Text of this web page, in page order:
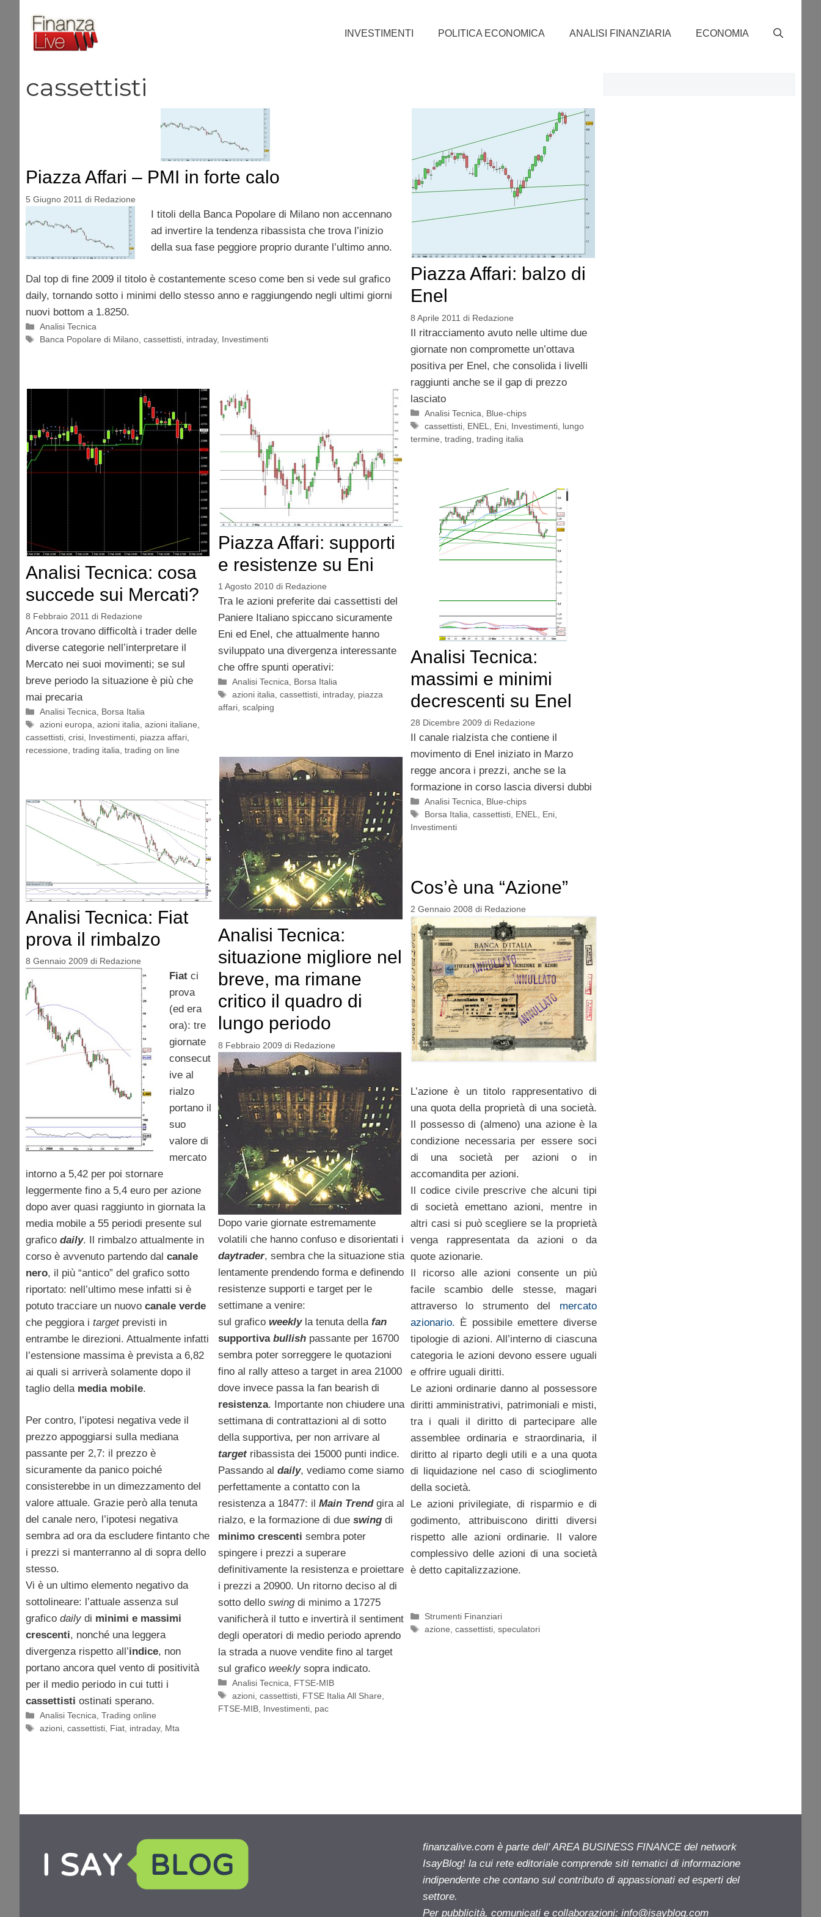
contenuto
INVESTIMENTI POLITICA ECONOMICA ANALISI FINANZIARIA ECONOMIA
cassettisti
Piazza Affari – PMI in forte calo
5 Giugno 2011 di Redazione
I titoli della Banca Popolare di Milano non accennano
ad invertire la tendenza ribassista che trova l’inizio
della sua fase peggiore proprio durante l’ultimo anno.
Dal top di fine 2009 il titolo è costantemente sceso come ben si vede sul grafico
daily, tornando sotto i minimi dello stesso anno e raggiungendo negli ultimi giorni
nuovi bottom a 1.8250.
Categorie
Analisi Tecnica
Tag
Banca Popolare di Milano ,cassettisti intraday, Investimenti
Piazza Affari: balzo di
Enel
8 Aprile 2011 di Redazione
Il ritracciamento avuto nelle ultime due
giornate non compromette un’ottava
positiva per Enel, che consolida i livelli
raggiunti anche se il gap di prezzo
lasciato
Categorie
Analisi Tecnica
Blue-chips
Tag
cassettisti ENEL Eni Investimenti lungo
termine trading trading italia
Analisi Tecnica: cosa
succede sui Mercati?
8 Febbraio 2011 di Redazione
Ancora trovano difficoltà i trader delle
diverse categorie nell’interpretare il
Mercato nei suoi movimenti; se sul
breve periodo la situazione è più che
mai precaria
Categorie
Analisi Tecnica, Borsa Italia
Tag
azioni europa,azioni italia,azioni italiane,
cassettisti, crisi, Investimenti, piazza affari,
recessione, trading italia, trading on line
Piazza Affari: supporti
e resistenze su Eni
1 Agosto 2010 di Redazione
Tra le azioni preferite dai cassettisti del
Paniere Italiano spiccano sicuramente
Eni ed Enel, che attualmente hanno
sviluppato una divergenza interessante
che offre spunti operativi:
Categorie
Analisi Tecnica, Borsa Italia
Tag
azioni italia,cassettisti, intraday, piazza
affari, scalping
Analisi Tecnica:
massimi e minimi
decrescenti su Enel
28 Dicembre 2009 di Redazione
Il canale rialzista che contiene il
movimento di Enel iniziato in Marzo
regge ancora i prezzi, anche se la
formazione in corso lascia diversi dubbi
Categorie
Analisi Tecnica
Blue-chips
Tag
Borsa Italia ,cassettisti ENEL Eni
Investimenti
Analisi Tecnica:
situazione migliore nel
breve, ma rimane
critico il quadro di
lungo periodo
8 Febbraio 2009 di Redazione
Dopo varie giornate estremamente
volatili che hanno confuso e disorientati i
daytrader, sembra che la situazione stia
lentamente prendendo forma e definendo
resistenze supporti e target per le
settimane a venire:
sul grafico weeklyla tenuta della fan
supportiva bullishpassante per 16700
sembra poter sorreggere le quotazioni
fino al rally atteso a target in area 21000
dove invece passa la fan bearish di
resistenza. Importante non chiudere una
settimana di contrattazioni al di sotto
della supportiva, per non arrivare al
targetribassista dei 15000 punti indice.
Passando al daily, vediamo come siamo
perfettamente a contatto con la
resistenza a 18477: il Main Trendgira al
rialzo, e la formazione di due swingdi
minimo crescenti sembra poter
spingere i prezzi a superare
definitivamente la resistenza e proiettare
i prezzi a 20900. Un ritorno deciso al di
sotto dello swingdi minimo a 17275
vanificherà il tutto e invertirà il sentiment
degli operatori di medio periodo aprendo
la strada a nuove vendite fino al target
sul grafico weeklysopra indicato.
Categorie
Analisi Tecnica
FTSE-MIB
Tag
azioni ,cassettisti FTSE Italia All Share
FTSE-MIB, Investimenti, pac
Analisi Tecnica: Fiat
prova il rimbalzo
8 Gennaio 2009 di Redazione
Fiatci
prova
(ed era
ora): tre
giornate
consecut
ive al
rialzo
portano il
suo
valore di
mercato
intorno a 5,42 per poi stornare
leggermente fino a 5,4 euro per azione
dopo aver quasi raggiunto in giornata la
media mobile a 55 periodi presente sul
grafico daily. Il rimbalzo attualmente in
corso è avvenuto partendo dal canale
nero, il più “antico” del grafico sotto
riportato: nell’ultimo mese infatti si è
potuto tracciare un nuovo canale verde
che peggiora i targetprevisti in
entrambe le direzioni. Attualmente infatti
l’estensione massima è prevista a 6,82
ai quali si arriverà solamente dopo il
taglio della media mobile.
Per contro, l’ipotesi negativa vede il
prezzo appoggiarsi sulla mediana
passante per 2,7: il prezzo è
sicuramente da panico poiché
consisterebbe in un dimezzamento del
valore attuale. Grazie però alla tenuta
del canale nero, l’ipotesi negativa
sembra ad ora da escludere fintanto che
i prezzi si manterranno al di sopra dello
stesso.
Vi è un ultimo elemento negativo da
sottolineare: l’attuale assenza sul
grafico daily di minimi e massimi
crescenti, nonché una leggera
divergenza rispetto all’indice, non
portano ancora quel vento di positività
per il medio periodo in cui tutti i
cassettisti ostinati sperano.
Categorie
Analisi Tecnica,Trading online
Tag
azioni,cassettisti, Fiat, intraday, Mta
Cos’è una “Azione”
2 Gennaio 2008 di Redazione
L’azione è un titolo rappresentativo di
una quota della proprietà di una società.
Il possesso di (almeno) una azione è la
condizione necessaria per essere soci
di una società per azioni o in
accomandita per azioni.
Il codice civile prescrive che alcuni tipi
di società emettano azioni, mentre in
altri casi si può scegliere se la proprietà
venga rappresentata da azioni o da
quote azionarie.
Il ricorso alle azioni consente un più
facile scambio delle stesse, magari
attraverso lo strumento del mercato
azionario. È possibile emettere diverse
tipologie di azioni. All’interno di ciascuna
categoria le azioni devono essere uguali
e offrire uguali diritti.
Le azioni ordinarie danno al possessore
diritti amministrativi, patrimoniali e misti,
tra i quali il diritto di partecipare alle
assemblee ordinaria e straordinaria, il
diritto al riparto degli utili e a una quota
di liquidazione nel caso di scioglimento
della società.
Le azioni privilegiate, di risparmio e di
godimento, attribuiscono diritti diversi
rispetto alle azioni ordinarie. Il valore
complessivo delle azioni di una società
è detto capitalizzazione.
Categorie
Strumenti Finanziari
Tag
azione,cassettisti,speculatori
finanzalive.com è parte dell' AREA BUSINESS FINANCE del network
IsayBlog! la cui rete editoriale comprende siti tematici di informazione
indipendente che contano sul contributo di appassionati ed esperti del
settore.
Per pubblicità, comunicati e collaborazioni: info@isayblog.com